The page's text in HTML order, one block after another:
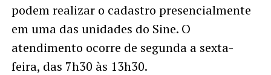
podem realizar o cadastro presencialmente
em uma das unidades do Sine. O
atendimento ocorre de segunda a sexta-
feira, das 7h30 às 13h30.